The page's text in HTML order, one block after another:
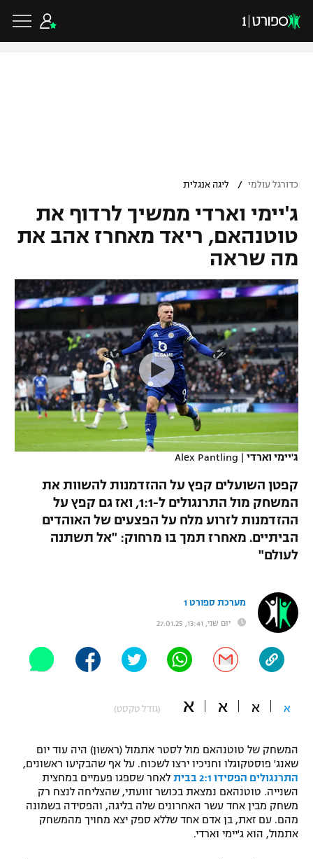
VOD
רץ ברשת
תוצאות
לוח שידורים
ברחבה
"מעל הליגה" – פודקאסט
"מחצית בשכונה" – פודקאסט
תקנון עבור פעילות אלקטרה
תקנון עבור פעילות ספורט 1 – "מרלן"
גיימינג E-Sports
תנאי שימוש
גביע הטוטו
ליגיונרים
גביע המדינה
נבחרת ישראל
מכבי חיפה
בית"ר ירושלים
מכבי תל אביב
הפועל תל אביב
הפועל חיפה
הפועל באר שבע
בני יהודה
ליגת האלופות
ליגה אירופית
ליגה אנגלית
ליגה גרמנית
ליגה ספרדית
ליגה איטלקית
ליגה צרפתית
ליגה הולנדית
ליגה טורקית
ליגה ברזילאית
כדורסל ישראלי
ליגת ווינר סל
ליגה לאומית
כדורסל נשים
מכבי תל אביב
הפועל חולון
הפועל ירושלים
דני אבדיה
כדורסל עולמי
NBA
יורוליג
יורוקאפ
ענפים נוספים
טניס
כדוריד
כדורעף
שחייה
ג'ודו
אגרוף
ספורט אולימפי
היאבקות WWE
אופניים
פוטבול אמריקאי NFL
בייסבול MLB
ספורט אתגרי ואקסטרים
כדורגל עולמי / ליגה אנגלית
ג'יימי וארדי ממשיך לרדוף את
טוטנהאם, ריאד מאחרז אהב את
מה שראה
ג'יימי וארדי |
Alex Pantling
קפטן השועלים קפץ על ההזדמנות להשוות את
המשחק מול התרנגולים ל-1:1, ואז גם קפץ על
ההזדמנות לזרוע מלח על הפצעים של האוהדים
הביתיים. מאחרז תמך בו מרחוק: "אל תשתנה
לעולם"
מערכת ספורט 1
יום שני, 13:41, 27.01.25
א א א א (גודל טקסט)
המשחק של טוטנהאם מול לסטר אתמול (ראשון) היה עוד יום
שאנג' פוסטקוגלו וחניכיו ירצו לשכוח. על אף שהבקיעו ראשונים,
התרנגולים הפסידו 2:1 בבית
לאחר שספגו פעמיים במחצית
השנייה. טוטנהאם נמצאת בכושר זוועתי, שהצליחה לנצח רק
משחק מבין אחד עשר האחרונים שלה בליגה, והפסידה בשמונה
מהם. עם זאת, בן אדם אחד שללא ספק יצא מחויך מהמשחק
אתמול, הוא ג'יימי וארדי.